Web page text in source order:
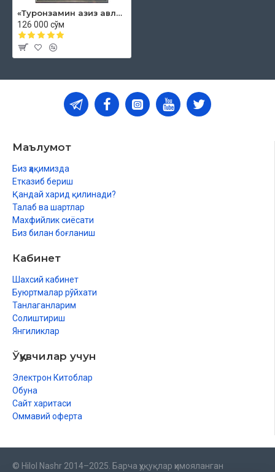
«Туронзамин азиз авлиёлари ва уламолари тазкираси»
126 000 сўм
Маълумот
Биз ҳақимизда
Етказиб бериш
Қандай харид қилинади?
Талаб ва шартлар
Махфийлик сиёсати
Биз билан боғланиш
Кабинет
Шахсий кабинет
Буюртмалар рўйхати
Танлаганларим
Солиштириш
Янгиликлар
Ўқувчилар учун
Электрон Китоблар
Обуна
Сайт харитаси
Оммавий оферта
© Hilol Nashr 2014–2025. Барча ҳуқуқлар ҳимояланган